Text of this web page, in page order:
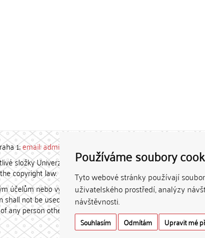
Používáme soubory
Tyto webové stránky používají
uživatelského prostředí, analýzy
návštěvnosti.
Souhlasím Odmítám Upravit mé
1;email: admin-repozitar [at] cuni.cz
složky Univerzity Karlovy. / Each constituent
copyright law.
účelům nebo vydávány za studijní, vědeckou
not be used for any commercial purposes
person other than the author.